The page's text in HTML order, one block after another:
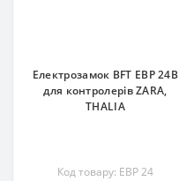
Електрозамок BFT EBP 24В
для контролерів ZARA,
THALIA
Код товару: EBP 24